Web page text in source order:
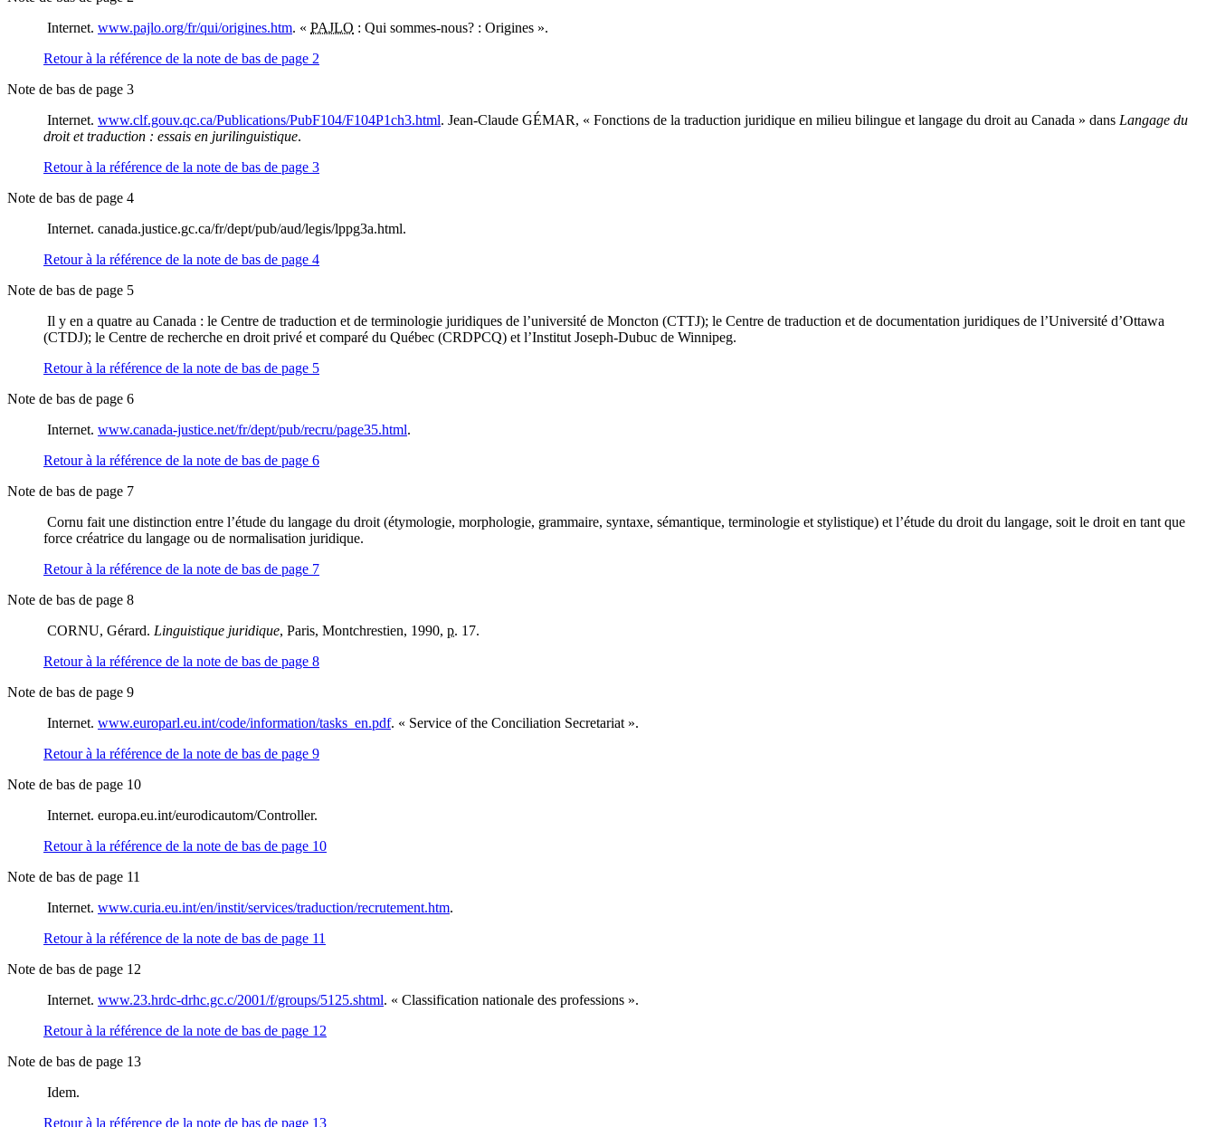
Internet. www.pajlo.org/fr/qui/origines.htm. « PAJLO : Qui sommes-nous? : Origines ».
Retour à la référence de la note de bas de page 2
Note de bas de page 3
Internet. www.clf.gouv.qc.ca/Publications/PubF104/F104P1ch3.html. Jean-Claude GÉMAR, « Fonctions de la traduction juridique en milieu bilingue et langage du droit au Canada » dans Langage du
droit et traduction : essais en jurilinguistique.
Retour à la référence de la note de bas de page 3
Note de bas de page 4
Internet. canada.justice.gc.ca/fr/dept/pub/aud/legis/lppg3a.html.
Retour à la référence de la note de bas de page 4
Note de bas de page 5
Il y en a quatre au Canada : le Centre de traduction et de terminologie juridiques de l’université de Moncton (CTTJ); le Centre de traduction et de documentation juridiques de l’Université d’Ottawa
(CTDJ); le Centre de recherche en droit privé et comparé du Québec (CRDPCQ) et l’Institut Joseph-Dubuc de Winnipeg.
Retour à la référence de la note de bas de page 5
Note de bas de page 6
Internet. www.canada-justice.net/fr/dept/pub/recru/page35.html.
Retour à la référence de la note de bas de page 6
Note de bas de page 7
Cornu fait une distinction entre l’étude du langage du droit (étymologie, morphologie, grammaire, syntaxe, sémantique, terminologie et stylistique) et l’étude du droit du langage, soit le droit en tant que
force créatrice du langage ou de normalisation juridique.
Retour à la référence de la note de bas de page 7
Note de bas de page 8
CORNU, Gérard. Linguistique juridique, Paris, Montchrestien, 1990, p. 17.
Retour à la référence de la note de bas de page 8
Note de bas de page 9
Internet. www.europarl.eu.int/code/information/tasks_en.pdf. « Service of the Conciliation Secretariat ».
Retour à la référence de la note de bas de page 9
Note de bas de page 10
Internet. europa.eu.int/eurodicautom/Controller.
Retour à la référence de la note de bas de page 10
Note de bas de page 11
Internet. www.curia.eu.int/en/instit/services/traduction/recrutement.htm.
Retour à la référence de la note de bas de page 11
Note de bas de page 12
Internet. www.23.hrdc-drhc.gc.c/2001/f/groups/5125.shtml. « Classification nationale des professions ».
Retour à la référence de la note de bas de page 12
Note de bas de page 13
Idem.
Retour à la référence de la note de bas de page 13